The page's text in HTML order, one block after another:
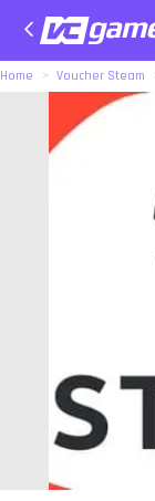
Home Voucher Steam